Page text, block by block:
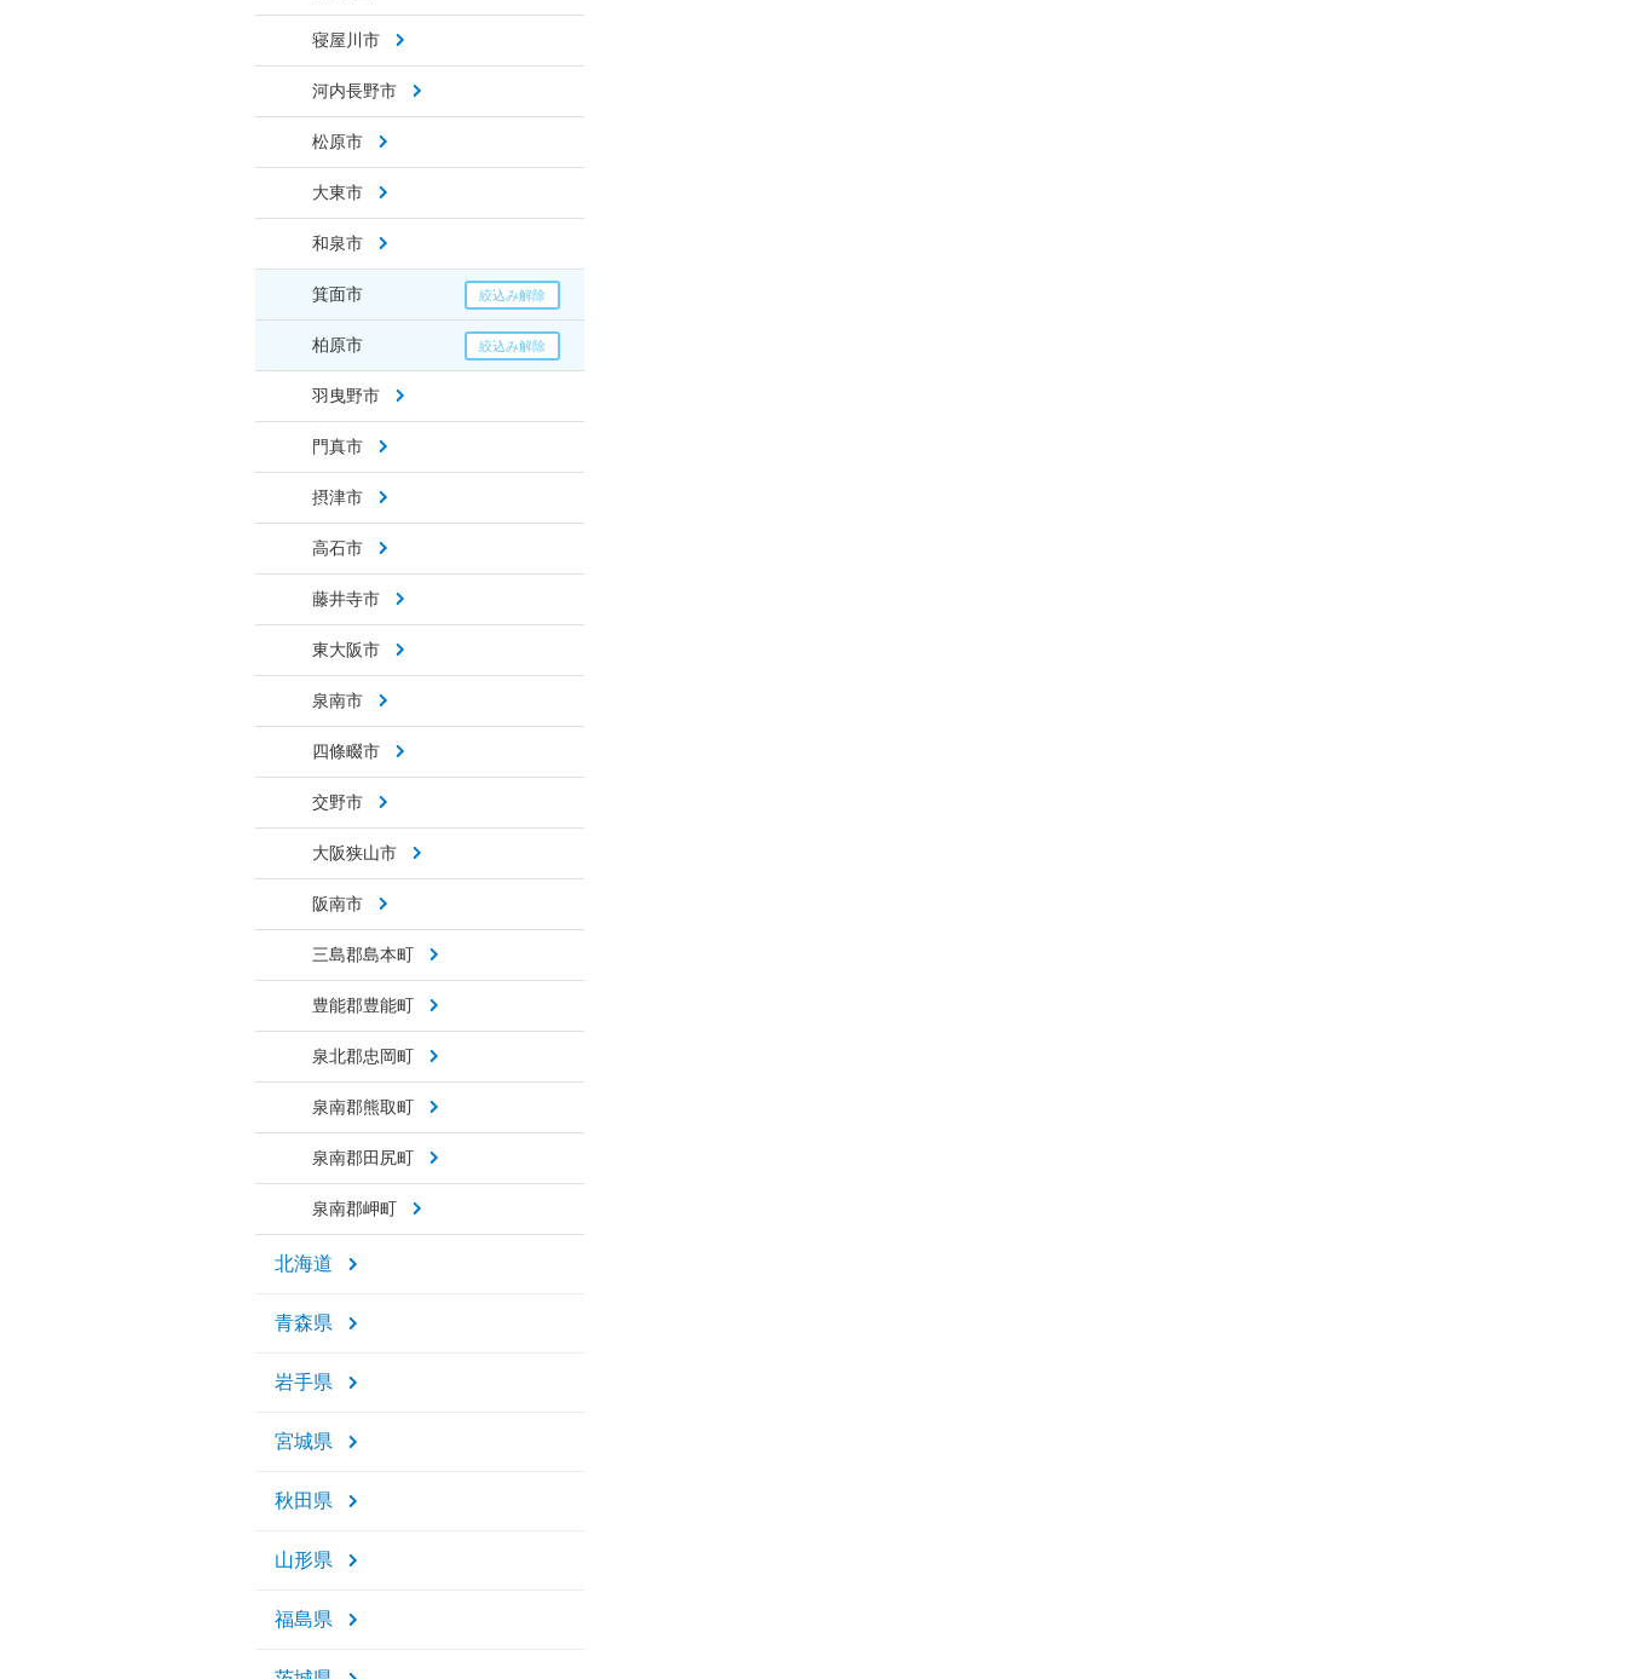
寝屋川市
河内長野市
松原市
大東市
和泉市
箕面市
柏原市
羽曳野市
門真市
摂津市
高石市
藤井寺市
東大阪市
泉南市
四條畷市
交野市
大阪狭山市
阪南市
三島郡島本町
豊能郡豊能町
泉北郡忠岡町
泉南郡熊取町
泉南郡田尻町
泉南郡岬町
北海道
青森県
岩手県
宮城県
秋田県
山形県
福島県